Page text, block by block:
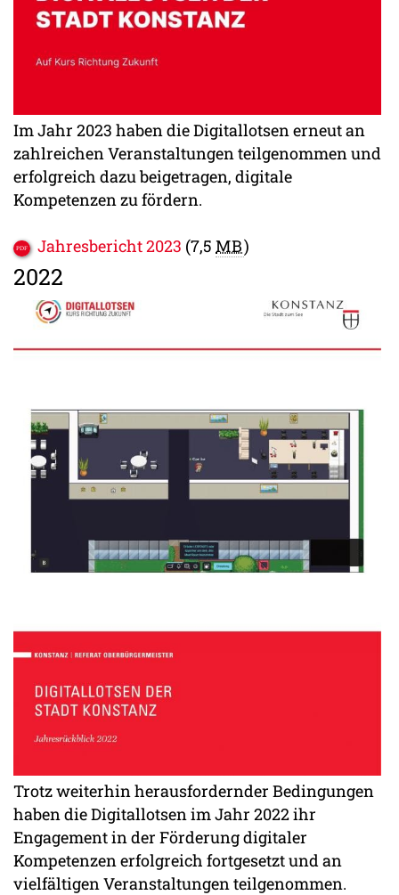
Im Jahr 2023 haben die Digitallotsen erneut an
zahlreichen Veranstaltungen teilgenommen und
erfolgreich dazu beigetragen, digitale
Kompetenzen zu fördern.
Jahresbericht 2023 (7,5 MB)
2022
Trotz weiterhin herausfordernder Bedingungen
haben die Digitallotsen im Jahr 2022 ihr
Engagement in der Förderung digitaler
Kompetenzen erfolgreich fortgesetzt und an
vielfältigen Veranstaltungen teilgenommen.